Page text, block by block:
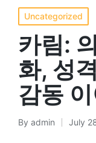
Posted
in
Uncategorized
카림:
화, 성
감동
Posted
By admin July